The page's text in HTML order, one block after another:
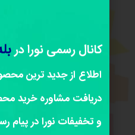
کانال رسمی نورا در
اطلاع از جدید ترین
دریافت مشاوره خرید
و تخفیفات نورا در پیام